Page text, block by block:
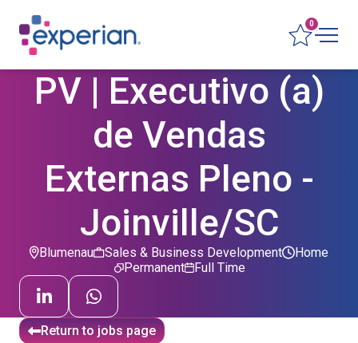
0
PV | Executivo (a)
de Vendas
Externas Pleno -
Joinville/SC
Blumenau
Sales & Business Development
Permanent
Home
Full Time
Return to jobs page